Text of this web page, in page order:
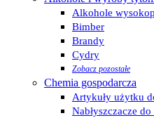
Alkohole
Bimber
Brandy
Cydry
Zobacz pozostałe
Chemia gospodarcza
Artykuły użytku
Nabłyszczacze